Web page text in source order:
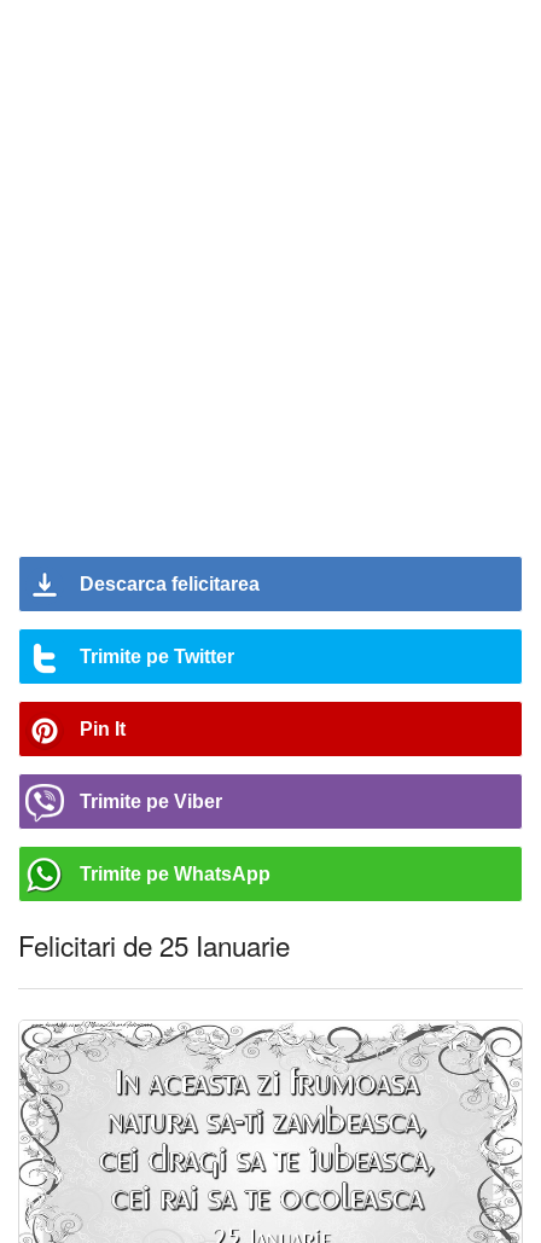
Descarca felicitarea
Trimite pe Twitter
Pin It
Trimite pe Viber
Trimite pe WhatsApp
Felicitari de 25 Ianuarie